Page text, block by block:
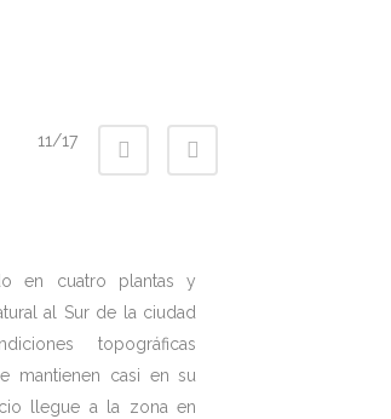
11/17
en cuatro plantas y
al Sur de la ciudad
topográficas
mantienen casi en su
llegue a la zona en